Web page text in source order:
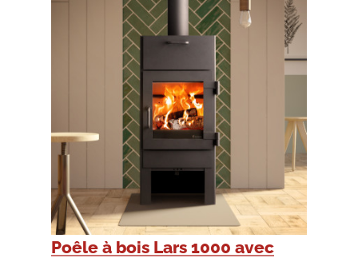
Poêle à bois Lars 1000 avec